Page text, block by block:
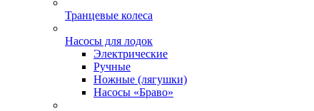
Транцевые колеса
Насосы для лодок
Электрические
Ручные
Ножные (лягушки)
Насосы «Браво»